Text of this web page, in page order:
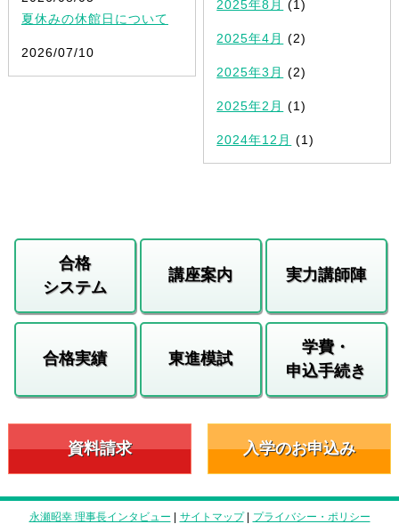
夏休みの休館日について
2026/07/10
2025年8月 (1)
2025年4月 (2)
2025年3月 (2)
2025年2月 (1)
2024年12月 (1)
合格
システム
講座案内 実力講師陣
合格実績 東進模試
学費・
申込手続き
資料請求 入学のお申込み
永瀬昭幸 理事長インタビュー | サイトマップ| プライバシー・ポリシー